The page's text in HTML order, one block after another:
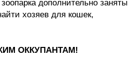
дополнительно заняты
хозяев для кошек,
ОККУПАНТАМ!